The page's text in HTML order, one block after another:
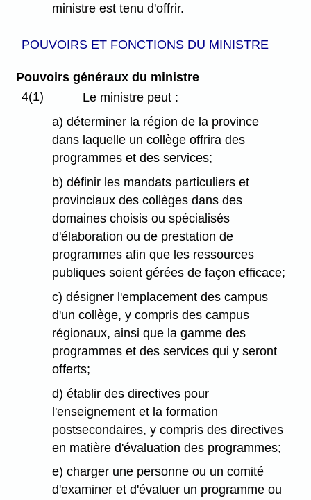
ministre est tenu d'offrir.
POUVOIRS ET FONCTIONS DU MINISTRE
Pouvoirs généraux du ministre
4(1)
Le ministre peut :
a) déterminer la région de la province
dans laquelle un collège offrira des
programmes et des services;
b) définir les mandats particuliers et
provinciaux des collèges dans des
domaines choisis ou spécialisés
d'élaboration ou de prestation de
programmes afin que les ressources
publiques soient gérées de façon efficace;
c) désigner l'emplacement des campus
d'un collège, y compris des campus
régionaux, ainsi que la gamme des
programmes et des services qui y seront
offerts;
d) établir des directives pour
l'enseignement et la formation
postsecondaires, y compris des directives
en matière d'évaluation des programmes;
e) charger une personne ou un comité
d'examiner et d'évaluer un programme ou